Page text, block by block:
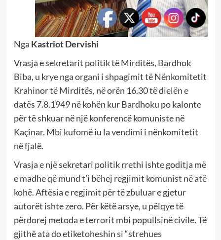
Nga Kastriot Dervishi
Vrasja e sekretarit politik të Mirditës, Bardhok
Biba, u krye nga organi i shpagimit të Nënkomitetit
Krahinor të Mirditës, në orën 16.30 të dielën e
datës 7.8.1949 në kohën kur Bardhoku po kalonte
për të shkuar në një konferencë komuniste në
Kaçinar. Mbi kufomë iu la vendimi i nënkomitetit
në fjalë.
Vrasja e një sekretari politik rrethi ishte goditja më
e madhe që mund t’i bëhej regjimit komunist në atë
kohë. Aftësia e regjimit për të zbuluar e gjetur
autorët ishte zero. Për këtë arsye, u pëlqye të
përdorej metoda e terrorit mbi popullsinë civile. Të
gjithë ata do etiketoheshin si “strehues